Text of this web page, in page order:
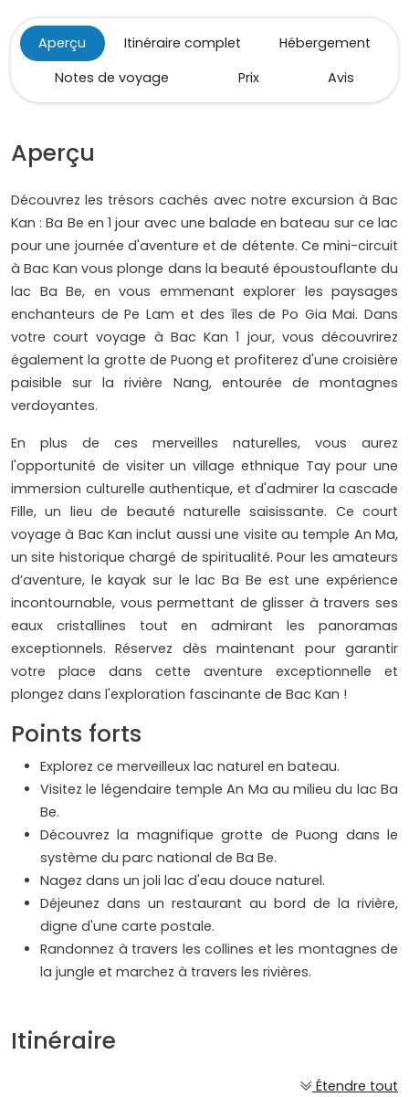
Aperçu Itinéraire complet
Hébergement
Notes de voyage
Prix Avis
Aperçu
Découvrez les trésors cachés avec notre excursion à Bac
Kan : Ba Be en 1 jour avec une balade en bateau sur ce lac
pour une journée d'aventure et de détente. Ce mini-circuit
à Bac Kan vous plonge dans la beauté époustouflante du
lac Ba Be, en vous emmenant explorer les paysages
enchanteurs de Pe Lam et des îles de Po Gia Mai. Dans
votre court voyage à Bac Kan 1 jour, vous découvrirez
également la grotte de Puong et profiterez d'une croisière
paisible sur la rivière Nang, entourée de montagnes
verdoyantes.
En plus de ces merveilles naturelles, vous aurez
l'opportunité de visiter un village ethnique Tay pour une
immersion culturelle authentique, et d'admirer la cascade
Fille, un lieu de beauté naturelle saisissante. Ce court
voyage à Bac Kan inclut aussi une visite au temple An Ma,
un site historique chargé de spiritualité. Pour les amateurs
d’aventure, le kayak sur le lac Ba Be est une expérience
incontournable, vous permettant de glisser à travers ses
eaux cristallines tout en admirant les panoramas
exceptionnels. Réservez dès maintenant pour garantir
votre place dans cette aventure exceptionnelle et
plongez dans l'exploration fascinante de Bac Kan !
Points forts
Explorez ce merveilleux lac naturel en bateau.
Visitez le légendaire temple An Ma au milieu du lac Ba
Be.
Découvrez la magnifique grotte de Puong dans le
système du parc national de Ba Be.
Nagez dans un joli lac d'eau douce naturel.
Déjeunez dans un restaurant au bord de la rivière,
digne d'une carte postale.
Randonnez à travers les collines et les montagnes de
la jungle et marchez à travers les rivières.
Itinéraire
Étendre tout